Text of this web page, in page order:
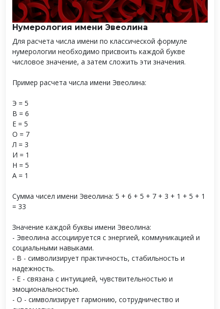
Нумерология имени Эвеолина
Для расчета числа имени по классической формуле
нумерологии необходимо присвоить каждой букве
числовое значение, а затем сложить эти значения.
Пример расчета числа имени Эвеолина:
Э = 5
В = 6
Е = 5
О = 7
Л = 3
И = 1
Н = 5
А = 1
Сумма чисел имени Эвеолина: 5 + 6 + 5 + 7 + 3 + 1 + 5 + 1
= 33
Значение каждой буквы имени Эвеолина:
- Эвеолина ассоциируется с энергией, коммуникацией и
социальными навыками.
- В - символизирует практичность, стабильность и
надежность.
- Е - связана с интуицией, чувствительностью и
эмоциональностью.
- О - символизирует гармонию, сотрудничество и